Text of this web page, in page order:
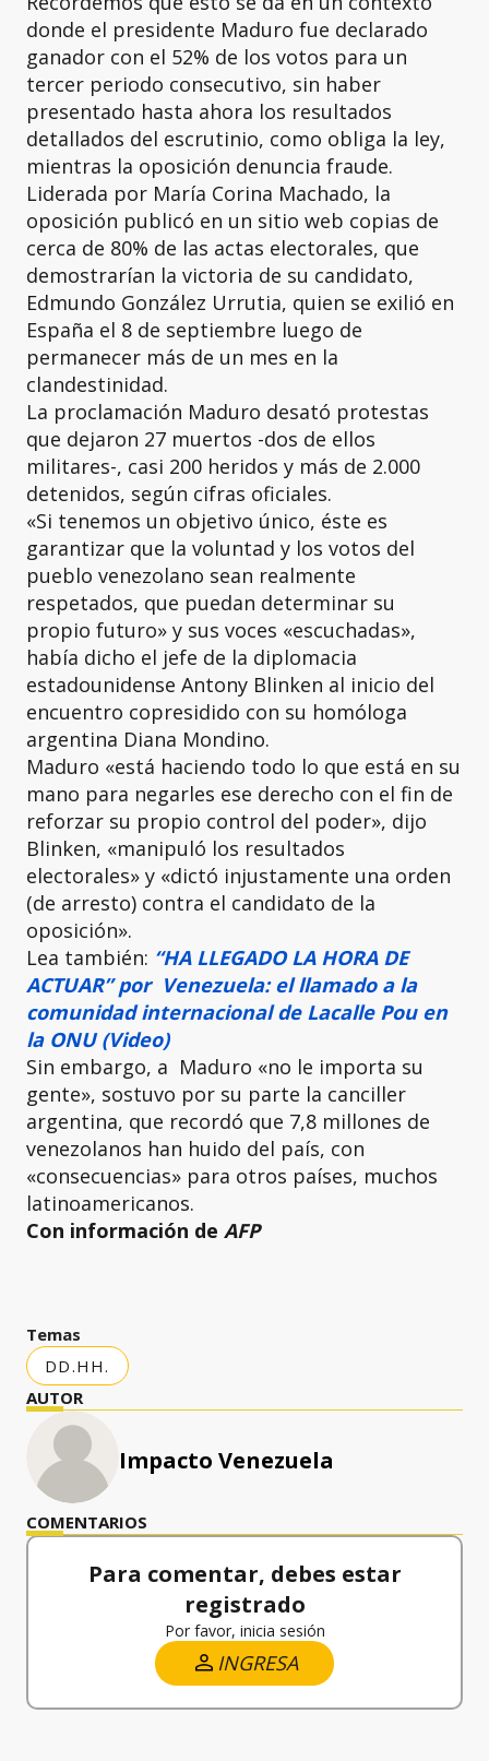
donde el presidente Maduro fue declarado
ganador con el 52% de los votos para un
tercer periodo consecutivo, sin haber
presentado hasta ahora los resultados
detallados del escrutinio, como obliga la ley,
mientras la oposición denuncia fraude.
Liderada por María Corina Machado, la
oposición publicó en un sitio web copias de
cerca de 80% de las actas electorales, que
demostrarían la victoria de su candidato,
Edmundo González Urrutia, quien se exilió en
España el 8 de septiembre luego de
permanecer más de un mes en la
clandestinidad.
La proclamación Maduro desató protestas
que dejaron 27 muertos -dos de ellos
militares-, casi 200 heridos y más de 2.000
detenidos, según cifras oficiales.
«Si tenemos un objetivo único, éste es
garantizar que la voluntad y los votos del
pueblo venezolano sean realmente
respetados, que puedan determinar su
propio futuro» y sus voces «escuchadas»,
había dicho el jefe de la diplomacia
estadounidense Antony Blinken al inicio del
encuentro copresidido con su homóloga
argentina Diana Mondino.
Maduro «está haciendo todo lo que está en su
mano para negarles ese derecho con el fin de
reforzar su propio control del poder», dijo
Blinken, «manipuló los resultados
electorales» y «dictó injustamente una orden
(de arresto) contra el candidato de la
oposición».
Lea también: “HA LLEGADO LA HORA DE
ACTUAR” por Venezuela: el llamado a la
comunidad internacional de Lacalle Pou en
la ONU (Video)
Sin embargo, a Maduro «no le importa su
gente», sostuvo por su parte la canciller
argentina, que recordó que 7,8 millones de
venezolanos han huido del país, con
«consecuencias» para otros países, muchos
latinoamericanos.
Con información de AFP
Temas
DD.HH.
AUTOR
Impacto Venezuela
COMENTARIOS
Para comentar, debes estar
registrado
Por favor, inicia sesión
INGRESA